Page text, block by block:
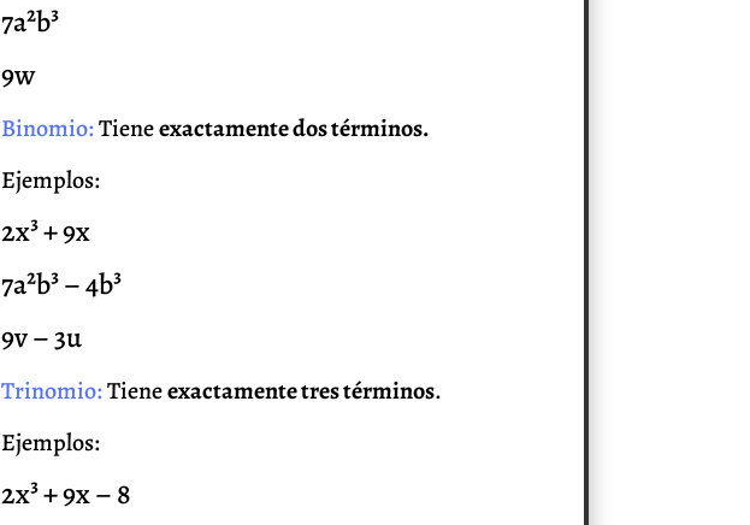
7a²b³
9w
Binomio:Tieneexactamente dos términos.
Ejemplos:
2x³ + 9x
7a²b³ – 4b³
9v – 3u
Trinomio:Tieneexactamente tres términos.
Ejemplos:
2x³ + 9x – 8